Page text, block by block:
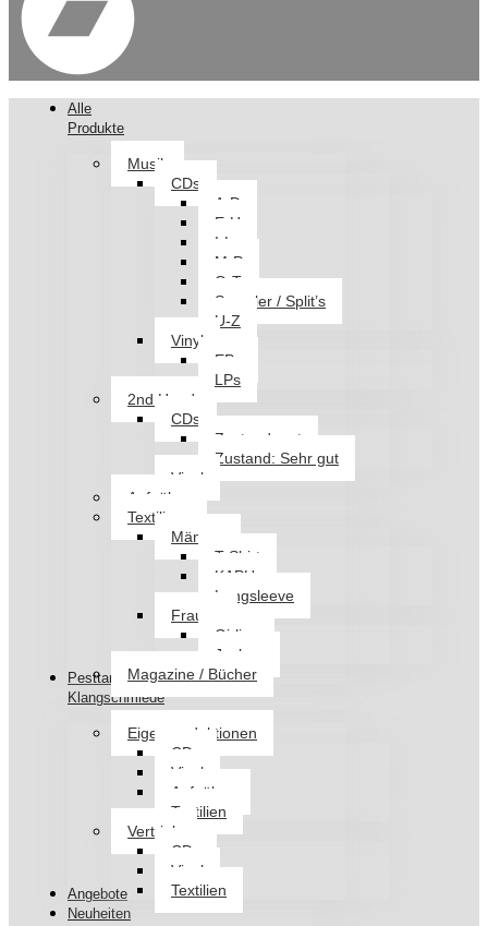
Alle
Produkte
Musik
CDs
A-D
E-H
I-L
M-P
Q-T
Sampler / Split’s
U-Z
Vinyl
EPs
LPs
2nd Hand
CDs
Zustand: gut
Zustand: Sehr gut
Vinyl
Aufnäher
Textilien
Männer
T-Shirt
KAPU
Longsleeve
Frauen
Girlies
Jacken
Magazine / Bücher
Pesttanz
Klangschmiede
Eigenproduktionen
CDs
Vinyl
Aufnäher
Textilien
Vertrieb
CDs
Vinyl
Textilien
Angebote
Neuheiten